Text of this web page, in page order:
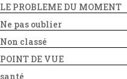
LE PROBLEME DU MOMENT
Ne pas oublier
Non classé
POINT DE VUE
santé